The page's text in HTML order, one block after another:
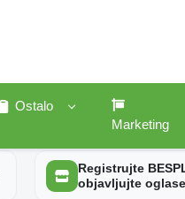
Ostalo
Marketing
Registrujte
objavljujte